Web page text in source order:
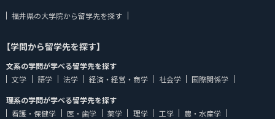
福井県の大学院から留学先を探す
【学問から留学先を探す】
文系の学問が学べる留学先を探す
文学
語学 法学 経済・経営・商学 社会学
国際関係学
理系の学問が学べる留学先を探す
看護・保健学
医・歯学 薬学 理学 工学
農・水産学